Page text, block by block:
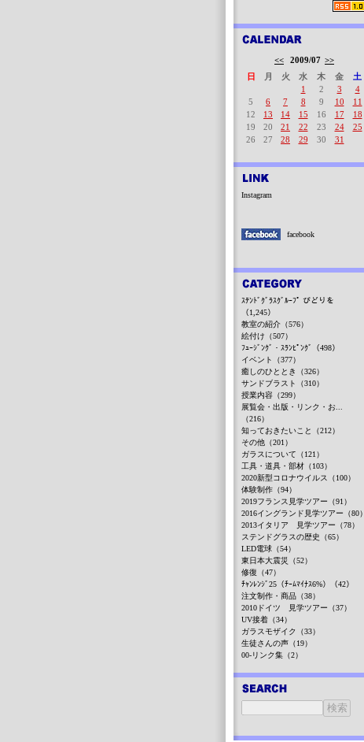
<< 2009/07 >>
日
月 火 水 木 金
土
1
2 3
4
5
6 7 8 9 10
11
12
13 14 15 16 17
18
19
20 21 22 23 24
25
26
27 28 29 30 31
Instagram
facebook
ｽﾃﾝﾄﾞｸﾞﾗｽｸﾞﾙｰﾌﾟ びどりを
（1,245）
教室の紹介（576）
絵付け（507）
ﾌｭｰｼﾞﾝｸﾞ・ｽﾗﾝﾋﾟﾝｸﾞ（498）
イベント（377）
癒しのひととき（326）
サンドブラスト（310）
授業内容（299）
展覧会・出版・リンク・お...
（216）
知っておきたいこと（212）
その他（201）
ガラスについて（121）
工具・道具・部材（103）
2020新型コロナウイルス（100）
体験制作（94）
2019フランス見学ツアー（91）
2016イングランド見学ツアー（80）
2013イタリア 見学ツアー（78）
ステンドグラスの歴史（65）
LED電球（54）
東日本大震災（52）
修復（47）
ﾁｬﾝﾚﾝｼﾞ25（ﾁｰﾑﾏｲﾅｽ6%）（42）
注文制作・商品（38）
2010ドイツ 見学ツアー（37）
UV接着（34）
ガラスモザイク（33）
生徒さんの声（19）
00-リンク集（2）